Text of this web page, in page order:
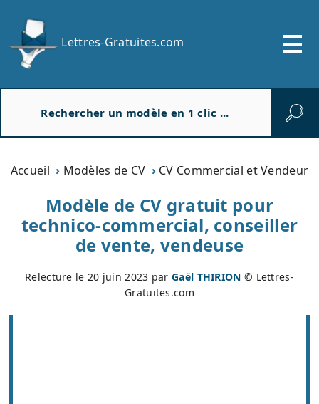
Lettres-Gratuites.com
Accueil Modèles de CV CV Commercial et Vendeur
Modèle de CV gratuit pour
technico-commercial, conseiller
de vente, vendeuse
Relecture le 20 juin 2023 parGaël THIRION © Lettres-
Gratuites.com